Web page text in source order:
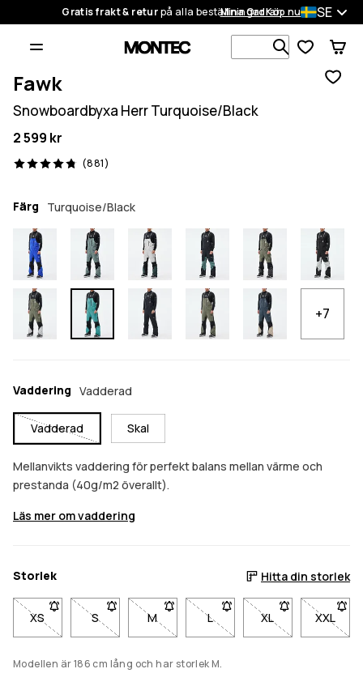
Gratis frakt & returpå alla beställningarKöp nu
Mina Ordrar SE
Sök bland
Fawk
Snowboardbyxa Herr Turquoise/Black
2 599 kr
(881)
881 recensioner, 4.8/5
Färg Turquoise/Black
+7
Vaddering Vadderad
Vadderad Skal
Mellanvikts vaddering för perfekt balans mellan värme och
prestanda (40g/m2 överallt).
Läs mer om vaddering
Storlek Hitta din storlek
XS- Storlek XS är inte tillgänglig. Klicka för att bli meddelad när
S- Storlek S är inte tillgänglig. Klicka för att bli
M- Storlek M är inte tillgänglig. Klicka för
L- Storlek L är inte tillgänglig.
XL- Storlek XL är
XXL
-
Modellen är 186 cm lång och har storlek M.